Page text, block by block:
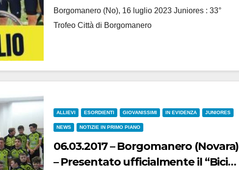
Armofer)
Borgomanero (No), 16 luglio 2023 Juniores : 33°
Trofeo Città di Borgomanero
ALLIEVI ESORDIENTI GIOVANISSIMI IN EVIDENZA JUNIORES
NEWS NOTIZIE IN PRIMO PIANO
06.03.2017 – Borgomanero (Novara)
– Presentato ufficialmente il “Bici